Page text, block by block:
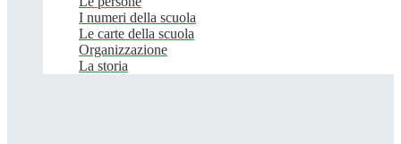
I numeri della scuola
Le carte della scuola
Organizzazione
La storia